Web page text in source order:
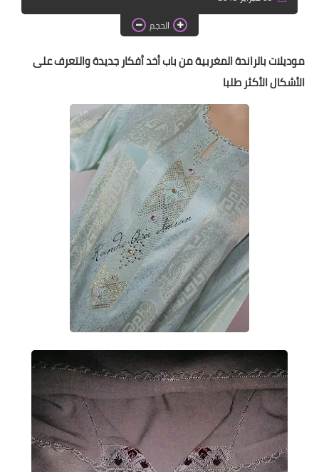
دروس الراندة للمبتدئات
اللباس التقليدي
الحجم
موديلات بالراندة المغربية من باب أخد أفكار جديدة والتعرف على
الأشكال الأكثر طلبا